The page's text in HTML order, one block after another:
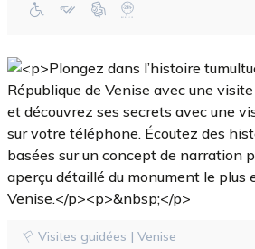
Visites guidées | Venise